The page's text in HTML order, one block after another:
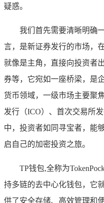
疑惑。
我们首先需要清晰明确
言，是新证券发行的市场，
就像是主角，直接向投资者
券等，它宛如一座桥梁，是
货币领域，一级市场主要聚
发行（ICO）、首次交易所
中，投资者如同寻宝者，能
启自己的加密投资之旅。
TP钱包,全称为
持多链的去中心化钱包，它
供了安全存储、高效管理和